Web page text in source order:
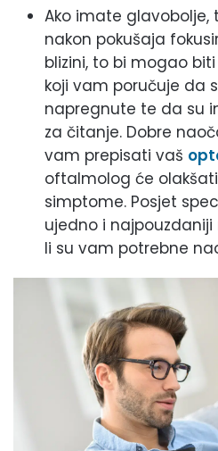
Ako imate glavobolje,
nakon pokušaja
blizini, to bi mogao
koji vam poručuje da
napregnute te da su
za čitanje. Dobre
vam prepisati vaš
oftalmolog će
simptome. Posjet
ujedno i
li su vam potrebne